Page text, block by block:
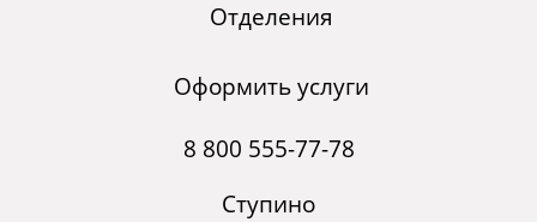
Отделения
Оформить услуги
8 800 555-77-78
Ступино